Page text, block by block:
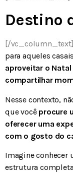
Destino
[/
para aqueles
aproveitar o Natal
compartilhar
Nesse contexto,
que você procure
oferecer uma
com o gosto do
Imagine conhecer
estrutura